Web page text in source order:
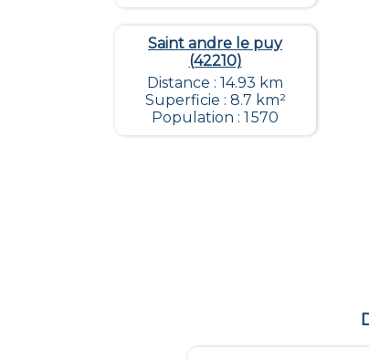
Saint andre le puy
(42210)
Distance : 14.93 km
Superficie : 8.7 km²
Population : 1 570